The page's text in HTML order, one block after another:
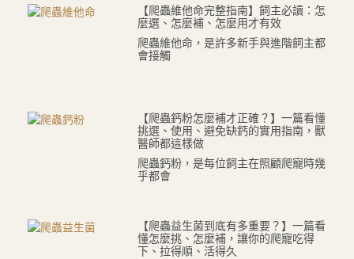
【爬蟲維他命完整指南】飼主必讀：怎
麼選、怎麼補、怎麼用才有效
爬蟲維他命，是許多新手與進階飼主都
會接觸
【爬蟲鈣粉怎麼補才正確？】一篇看懂
挑選、使用、避免缺鈣的實用指南，獸
醫師都這樣做
爬蟲鈣粉，是每位飼主在照顧爬寵時幾
乎都會
【爬蟲益生菌到底有多重要？】一篇看
懂怎麼挑、怎麼補，讓你的爬寵吃得
下、拉得順、活得久